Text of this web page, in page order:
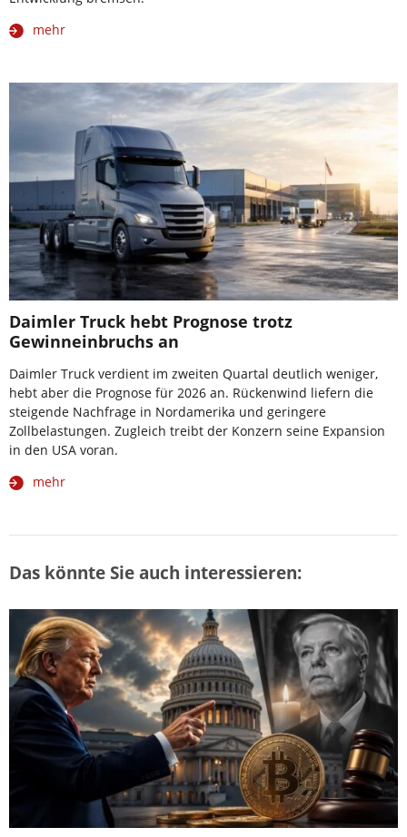
mehr
Daimler Truck hebt Prognose trotz
Gewinneinbruchs an
Daimler Truck verdient im zweiten Quartal deutlich weniger,
hebt aber die Prognose für 2026 an. Rückenwind liefern die
steigende Nachfrage in Nordamerika und geringere
Zollbelastungen. Zugleich treibt der Konzern seine Expansion
in den USA voran.
mehr
Das könnte Sie auch interessieren: